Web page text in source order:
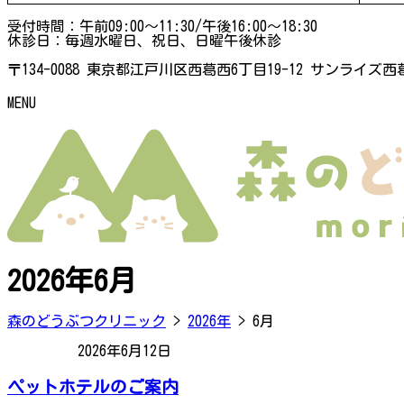
受付時間：午前09:00～11:30/午後16:00～18:30
休診日：毎週水曜日、祝日、日曜午後休診
〒134-0088 東京都江戸川区西葛西6丁目19-12 サンライズ西
MENU
2026年6月
森のどうぶつクリニック > 2026年 > 6月
2026年6月12日
ペットホテルのご案内